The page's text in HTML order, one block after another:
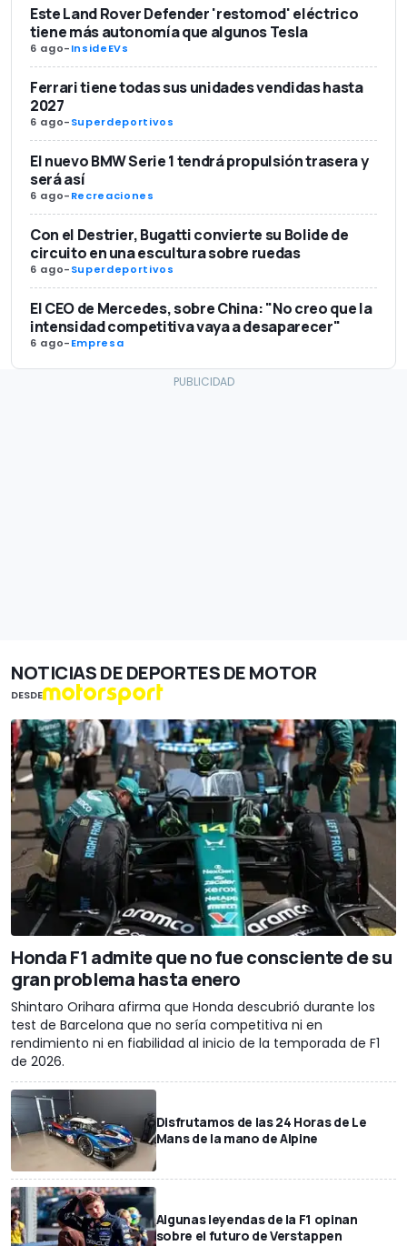
Este Land Rover Defender 'restomod' eléctrico
tiene más autonomía que algunos Tesla
6 ago-InsideEVs
Ferrari tiene todas sus unidades vendidas hasta
2027
6 ago-Superdeportivos
El nuevo BMW Serie 1 tendrá propulsión trasera y
será así
6 ago-Recreaciones
Con el Destrier, Bugatti convierte su Bolide de
circuito en una escultura sobre ruedas
6 ago-Superdeportivos
El CEO de Mercedes, sobre China: "No creo que la
intensidad competitiva vaya a desaparecer"
6 ago-Empresa
NOTICIAS DE DEPORTES DE MOTOR
DESDE
Honda F1 admite que no fue consciente de su
gran problema hasta enero
Shintaro Orihara afirma que Honda descubrió durante los
test de Barcelona que no sería competitiva ni en
rendimiento ni en fiabilidad al inicio de la temporada de F1
de 2026.
Disfrutamos de las 24 Horas de Le
Mans de la mano de Alpine
Algunas leyendas de la F1 opinan
sobre el futuro de Verstappen